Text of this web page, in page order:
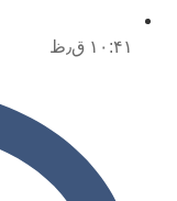
۱۰:۴۱ ق٫ظ